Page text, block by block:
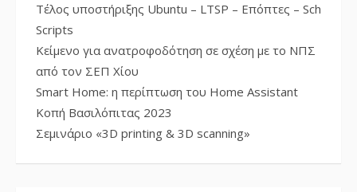
Τέλος υποστήριξης Ubuntu – LTSP – Επόπτες – Sch
Scripts
Κείμενο για ανατροφοδότηση σε σχέση με το ΝΠΣ
από τον ΣΕΠ Χίου
Smart Home: η περίπτωση του Home Assistant
Κοπή Βασιλόπιτας 2023
Σεμινάριο «3D printing & 3D scanning»